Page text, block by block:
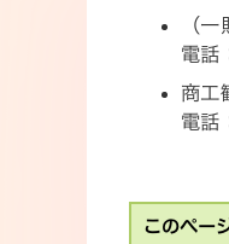
（
電話
商工
電話
このペー